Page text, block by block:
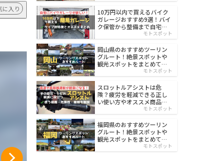
に入り
10万円以内で買えるバイク
ガレージおすすめ9選！バイ
ク保管から整備まで自宅で
モトスポット
岡山県のおすすめツーリン
グルート！絶景スポットや
観光スポットをまとめて紹
モトスポット
スロットルアシストは危
険？疲労を軽減できる正し
い使い方やオススメ商品を
モトスポット
福岡県のおすすめツーリン
グルート！絶景スポットや
観光スポットをまとめて紹
モトスポット